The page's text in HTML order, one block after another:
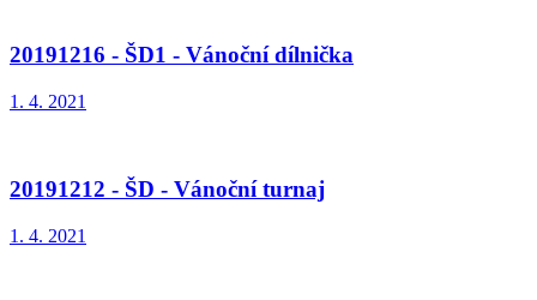
20191216 - ŠD1 - Vánoční dílnička
1. 4. 2021
20191212 - ŠD - Vánoční turnaj
1. 4. 2021